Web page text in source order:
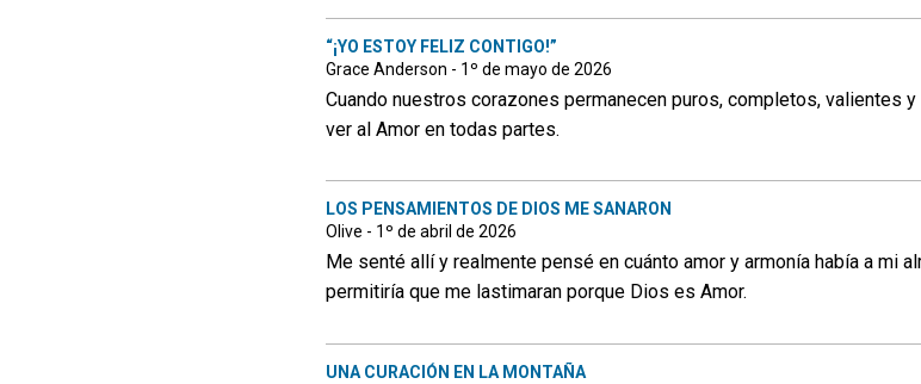
“¡YO ESTOY FELIZ CONTIGO!”
Grace Anderson - 1º de mayo de 2026
Cuando nuestros corazones permanecen puros, completos, valientes
ver al Amor en todas partes.
LOS PENSAMIENTOS DE DIOS ME SANARON
Olive - 1º de abril de 2026
Me senté allí y realmente pensé en cuánto amor y armonía había a mi
permitiría que me lastimaran porque Dios es Amor.
UNA CURACIÓN EN LA MONTAÑA